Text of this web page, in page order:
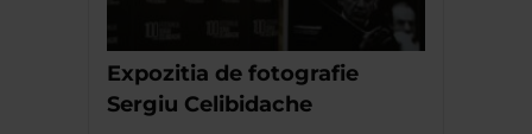
Expozitia de fotografie
Sergiu Celibidache